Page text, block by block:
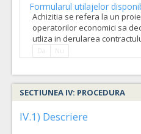
Formularul utilajelor
Achizitia se refera la un
operatorilor economici sa
utliza in derularea
SECTIUNEA IV: PROCEDURA
IV.1) Descriere